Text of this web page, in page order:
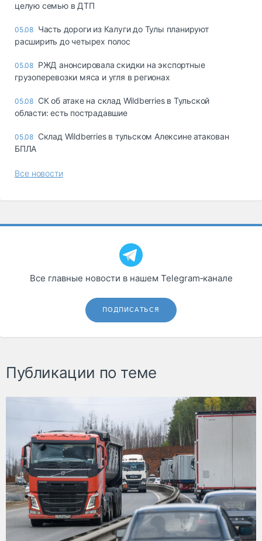
целую семью в ДТП
05.08 Часть дороги из Калуги до Тулы планируют
расширить до четырех полос
05.08 РЖД анонсировала скидки на экспортные
грузоперевозки мяса и угля в регионах
05.08 СК об атаке на склад Wildberries в Тульской
области: есть пострадавшие
05.08 Склад Wildberries в тульском Алексине атакован
БПЛА
Все новости
Все главные новости в нашем Telegram‑канале
ПОДПИСАТЬСЯ
Публикации по теме